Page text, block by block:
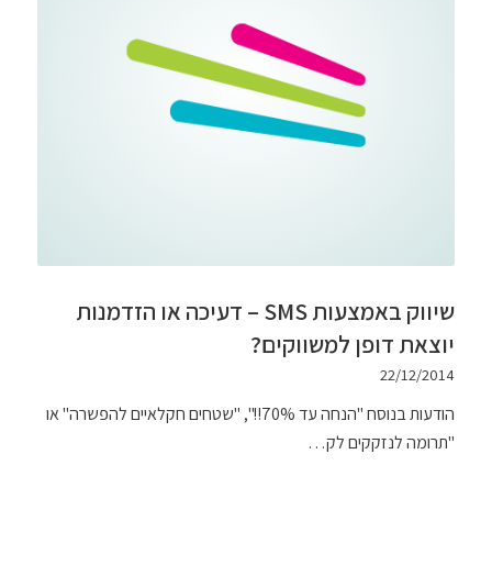
שיווק באמצעות SMS – דעיכה או הזדמנות
יוצאת דופן למשווקים?
22/12/2014
הודעות בנוסח "הנחה עד 70%!!", "שטחים חקלאיים להפשרה" או
"תרומה לנזקקים לק…